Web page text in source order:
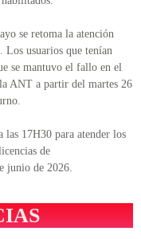
se retoma la atención
Los usuarios que tenían
se mantuvo el fallo en el
ANT a partir del martes 26
las 17H30 para atender los
de
junio de 2026.